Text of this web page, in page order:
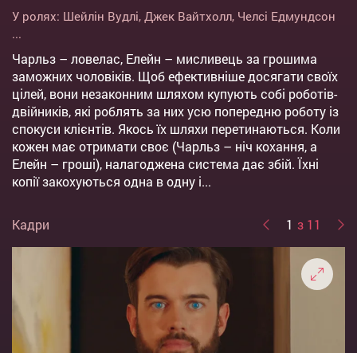
У ролях: Шейлін Вудлі, Джек Вайтхолл, Челсі Едмундсон
...
Чарльз – ловелас, Елейн – мисливець за грошима
заможних чоловіків. Щоб ефективніше досягати своїх
цілей, вони незаконним шляхом купують собі роботів-
двійників, які роблять за них усю попередню роботу із
спокуси клієнтів. Якось їх шляхи перетинаються. Коли
кожен має отримати своє (Чарльз – ніч кохання, а
Елейн – гроші), налагоджена система дає збій. Їхні
копії закохуються одна в одну і...
Кадри 1 з 11